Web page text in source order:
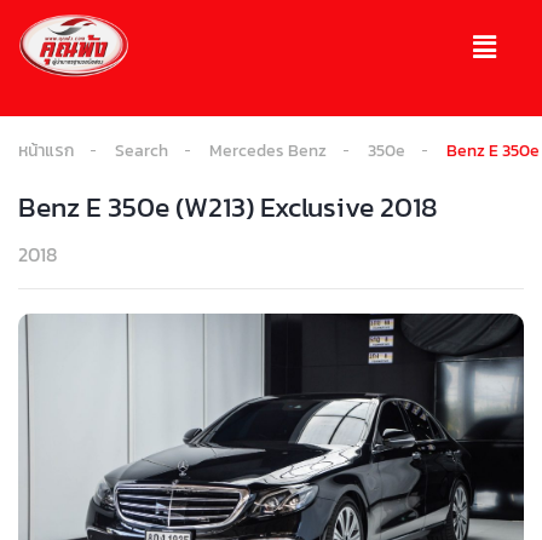
หน้าแรก Search Mercedes Benz 350e Benz E
Benz E 350e (W213) Exclusive 2018
2018